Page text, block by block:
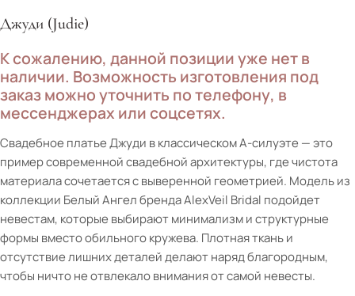
Джуди (Judie)
К сожалению, данной позиции уже нет в
наличии. Возможность изготовления под
заказ можно уточнить по телефону, в
мессенджерах или соцсетях.
Свадебное платье Джуди в классическом А-силуэте — это
пример современной свадебной архитектуры, где чистота
материала сочетается с выверенной геометрией. Модель из
коллекции Белый Ангел бренда AlexVeil Bridal подойдет
невестам, которые выбирают минимализм и структурные
формы вместо обильного кружева. Плотная ткань и
отсутствие лишних деталей делают наряд благородным,
чтобы ничто не отвлекало внимания от самой невесты.